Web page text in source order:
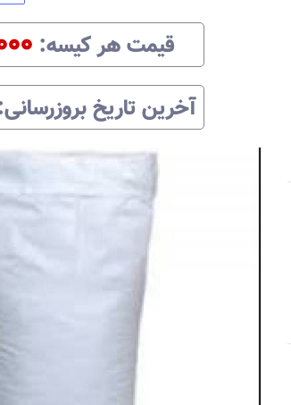
قیمت هرکیسه:‌
آخرین تاریخ